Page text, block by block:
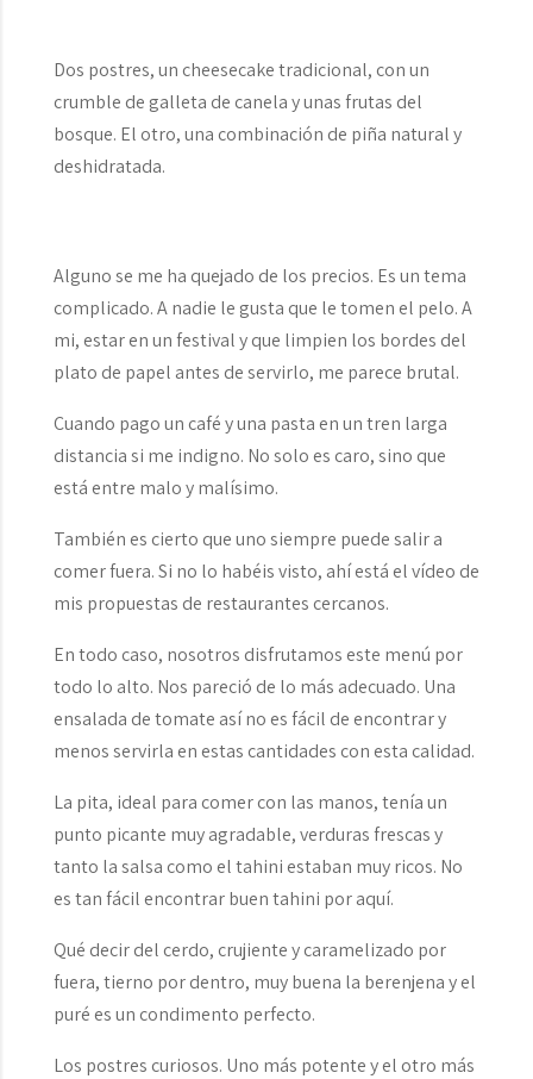
Dos postres, un cheesecake tradicional, con un
crumble de galleta de canela y unas frutas del
bosque. El otro, una combinación de piña natural y
deshidratada.
Alguno se me ha quejado de los precios. Es un tema
complicado. A nadie le gusta que le tomen el pelo. A
mi, estar en un festival y que limpien los bordes del
plato de papel antes de servirlo, me parece brutal.
Cuando pago un café y una pasta en un tren larga
distancia si me indigno. No solo es caro, sino que
está entre malo y malísimo.
También es cierto que uno siempre puede salir a
comer fuera. Si no lo habéis visto, ahí está el vídeo de
mis propuestas de restaurantes cercanos.
En todo caso, nosotros disfrutamos este menú por
todo lo alto. Nos pareció de lo más adecuado. Una
ensalada de tomate así no es fácil de encontrar y
menos servirla en estas cantidades con esta calidad.
La pita, ideal para comer con las manos, tenía un
punto picante muy agradable, verduras frescas y
tanto la salsa como el tahini estaban muy ricos. No
es tan fácil encontrar buen tahini por aquí.
Qué decir del cerdo, crujiente y caramelizado por
fuera, tierno por dentro, muy buena la berenjena y el
puré es un condimento perfecto.
Los postres curiosos. Uno más potente y el otro más